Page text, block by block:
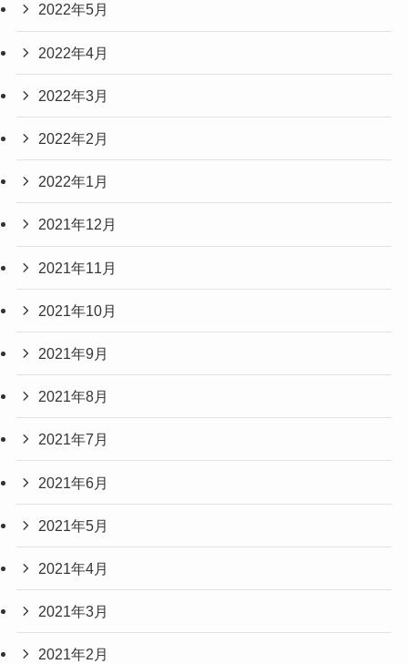
2022年5月
2022年4月
2022年3月
2022年2月
2022年1月
2021年12月
2021年11月
2021年10月
2021年9月
2021年8月
2021年7月
2021年6月
2021年5月
2021年4月
2021年3月
2021年2月